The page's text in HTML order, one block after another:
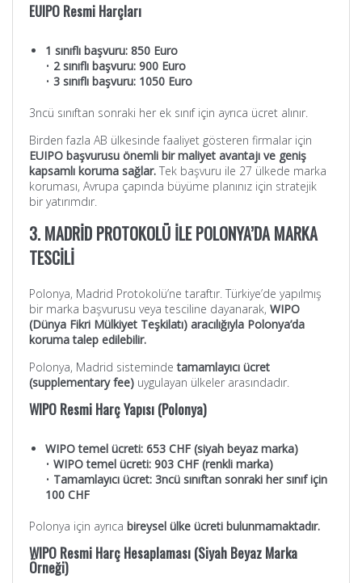
EUIPO Resmi Harçları
1 sınıflı başvuru: 850 Euro
• 2 sınıflı başvuru: 900 Euro
• 3 sınıflı başvuru: 1050 Euro
3ncü sınıftan sonraki her ek sınıf için ayrıca ücret alınır.
Birden fazla AB ülkesinde faaliyet gösteren firmalar için
EUIPO başvurusu önemli bir maliyet avantajı ve geniş
kapsamlı koruma sağlar. Tek başvuru ile 27 ülkede marka
koruması, Avrupa çapında büyüme planınız için stratejik
bir yatırımdır.
3. MADRİD PROTOKOLÜ İLE POLONYA’DA MARKA
TESCİLİ
Polonya, Madrid Protokolü’ne taraftır. Türkiye’de yapılmış
bir marka başvurusu veya tesciline dayanarak, WIPO
(Dünya Fikri Mülkiyet Teşkilatı) aracılığıyla Polonya’da
koruma talep edilebilir.
Polonya, Madrid sistemindetamamlayıcı ücret
(supplementary fee) uygulayan ülkeler arasındadır.
WIPO Resmi Harç Yapısı (Polonya)
WIPO temel ücreti: 653 CHF (siyah beyaz marka)
• WIPO temel ücreti: 903 CHF (renkli marka)
• Tamamlayıcı ücret: 3ncü sınıftan sonraki her sınıf için
100 CHF
Polonya için ayrıca bireysel ülke ücreti bulunmamaktadır.
WIPO Resmi Harç Hesaplaması (Siyah Beyaz Marka
Örneği)